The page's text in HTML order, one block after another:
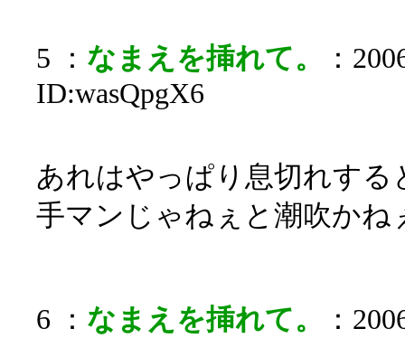
5 ： なまえを挿れて。
：
ID:wasQpgX6
あれはやっぱり息切れす
手マンじゃねぇと潮吹かね
6 ： なまえを挿れて。
：